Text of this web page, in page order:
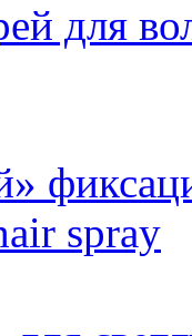
для
spray